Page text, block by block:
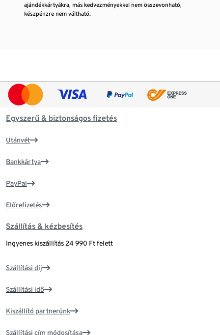
ajándékkártyákra, más kedvezményekkel nem összevonható,
készpénzre nem váltható.
Egyszerű & biztonságos fizetés
Utánvét
Bankkártya
PayPal
Előrefizetés
Szállítás & kézbesítés
Ingyenes kiszállítás 24 990 Ft felett
Szállítási díj
Szállítási idő
Kiszállító partnerünk
Szállítási cím módosítása